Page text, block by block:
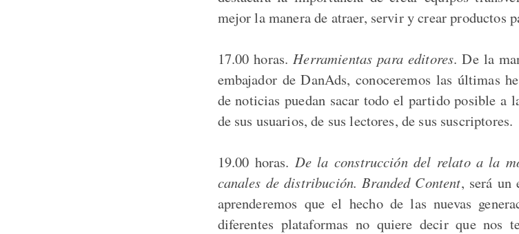
mejor la manera de atraer, servir y crear productos
17.00 horas.Herramientas para editores. De la
embajador de DanAds, conoceremos las últimas
de noticias puedan sacar todo el partido posible a
de sus usuarios, de sus lectores, de sus suscriptores.
19.00 horas. De la construcción del relato a la
canales de distribución. Branded Content, será un
aprenderemos que el hecho de las nuevas
diferentes plataformas no quiere decir que nos